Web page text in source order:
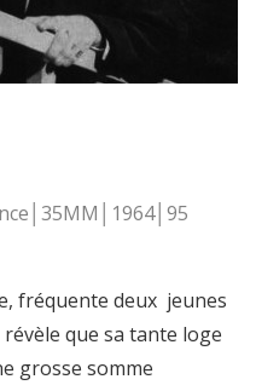
fréquente deux jeunes
que sa tante loge
grosse somme